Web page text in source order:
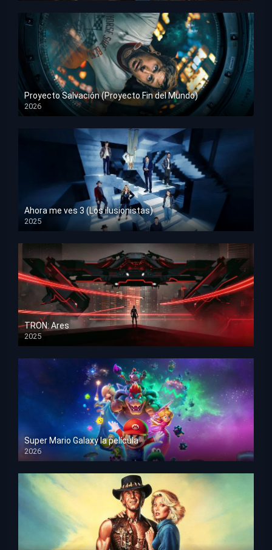
Proyecto Salvación (Proyecto Fin del Mundo)
2026
HD 1080p
Ahora me ves 3 (Los ilusionistas)
2025
HD 1080p
TRON: Ares
2025
HD 1080p
Super Mario Galaxy la película
2026
HD 1080p